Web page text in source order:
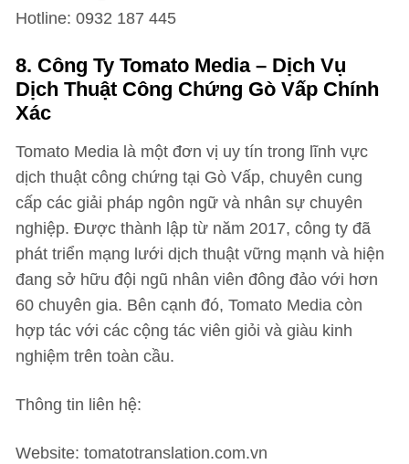
Hotline: 0932 187 445
8. Công Ty Tomato Media – Dịch Vụ
Dịch Thuật Công Chứng Gò Vấp Chính
Xác
Tomato Media là một đơn vị uy tín trong lĩnh vực
dịch thuật công chứng tại Gò Vấp, chuyên cung
cấp các giải pháp ngôn ngữ và nhân sự chuyên
nghiệp. Được thành lập từ năm 2017, công ty đã
phát triển mạng lưới dịch thuật vững mạnh và hiện
đang sở hữu đội ngũ nhân viên đông đảo với hơn
60 chuyên gia. Bên cạnh đó, Tomato Media còn
hợp tác với các cộng tác viên giỏi và giàu kinh
nghiệm trên toàn cầu.
Thông tin liên hệ:
Website: tomatotranslation.com.vn